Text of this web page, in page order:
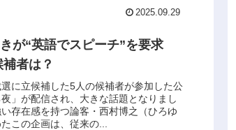
2025.09.29
きが“英語でスピーチ”を要求
者は？
に立候補した5人の候補者が参加した公
」が配信され、大きな話題となりまし
存在感を持つ論客・西村博之（ひろゆ
この企画は、従来の...